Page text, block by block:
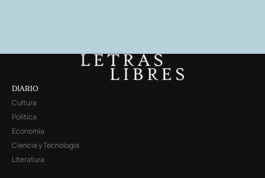
DIARIO
Cultura
Política
Economía
Ciencia y Tecnología
Literatura